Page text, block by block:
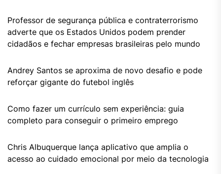
Professor de segurança pública e contraterrorismo
adverte que os Estados Unidos podem prender
cidadãos e fechar empresas brasileiras pelo mundo
Andrey Santos se aproxima de novo desafio e pode
reforçar gigante do futebol inglês
Como fazer um currículo sem experiência: guia
completo para conseguir o primeiro emprego
Chris Albuquerque lança aplicativo que amplia o
acesso ao cuidado emocional por meio da tecnologia